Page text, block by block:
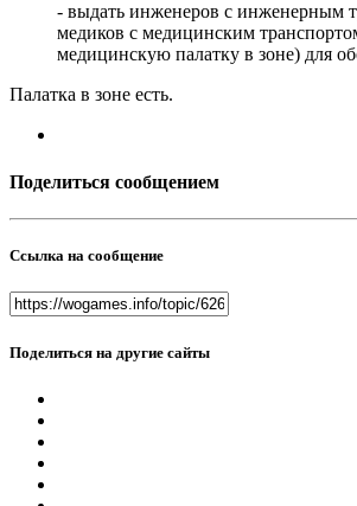
- выдать инженеров с инженерным
медиков с медицинским
медицинскую палатку в зоне) для
Палатка в зоне есть.
Поделиться сообщением
Ссылка на сообщение
Поделиться на другие сайты